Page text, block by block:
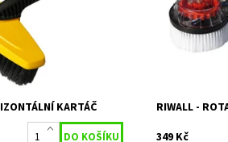
Skladem 1
11856
RIWALL
2 roky
KARTÁČ
Dostupnost:
Značka:
RIWALL -
349 Kč